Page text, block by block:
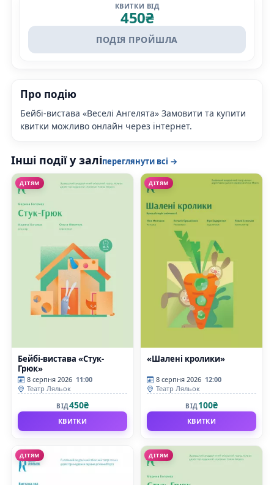
КВИТКИ ВІД
450₴
ПОДІЯ ПРОЙШЛА
Про подію
Бейбі-вистава «Веселі Ангелята» Замовити та купити
квитки можливо онлайн через інтернет.
Інші події у заліпереглянути всі →
ДІТЯМ
Бейбі-вистава «Стук-
Грюк»
8 серпня 2026 11:00
Театр Ляльок
ВІД450₴
КВИТКИ
ДІТЯМ
«Шалені кролики»
8 серпня 2026 12:00
Театр Ляльок
ВІД100₴
КВИТКИ
ДІТЯМ ДІТЯМ